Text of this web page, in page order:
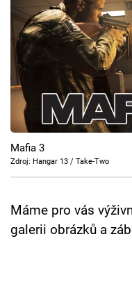
Seriály
Hry
Cool Esport
Pořady
TV Program
Mafia 3
Zdroj: Hangar 13 / Take-Two
Máme pro vás
galerii obrázků a